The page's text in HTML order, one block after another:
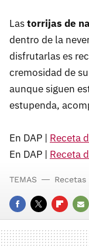
Lastorrijas de
dentro de la
disfrutarlas es
cremosidad de
aunque siguen
estupenda,
En DAP | Receta
En DAP | Receta
FACEBOOK
TWITTER
E-
TEMAS